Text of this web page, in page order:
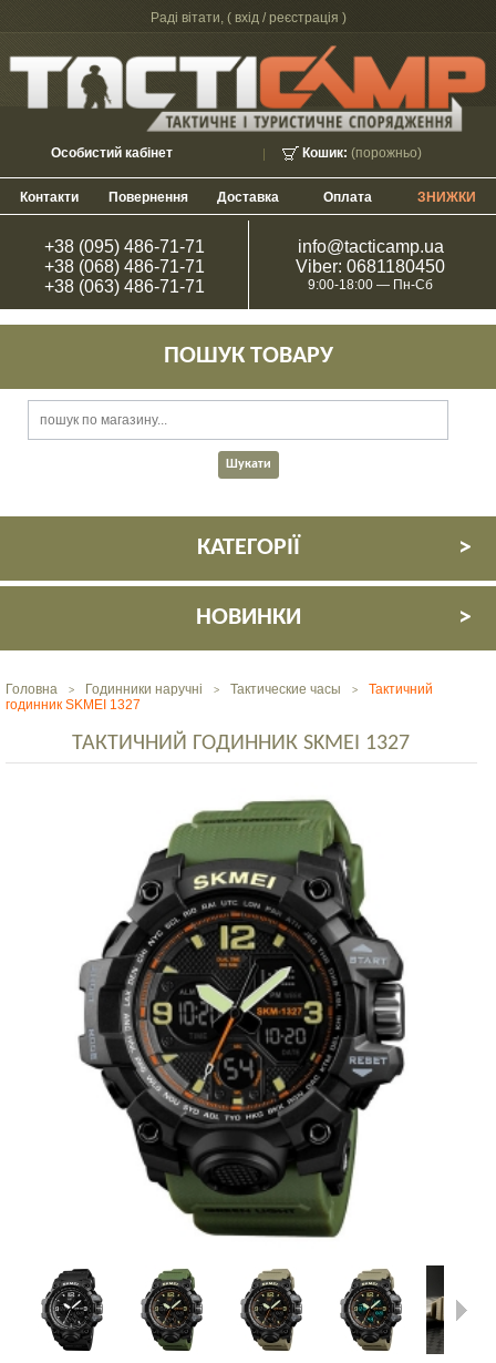
Раді вітати, ( вхід / реєстрація )
Кошик: (порожньо)
Особистий кабінет
Контакти Повернення Доставка Оплата ЗНИЖКИ
+38 (095) 486-71-71
+38 (068) 486-71-71
+38 (063) 486-71-71
info@tacticamp.ua
Viber: 0681180450
9:00-18:00 — Пн-Сб
ПОШУК ТОВАРУ
КАТЕГОРІЇ
НОВИНКИ
Головна > Годинники наручні > Тактические часы >
Тактичний
годинник SKMEI 1327
ТАКТИЧНИЙ ГОДИННИК SKMEI 1327